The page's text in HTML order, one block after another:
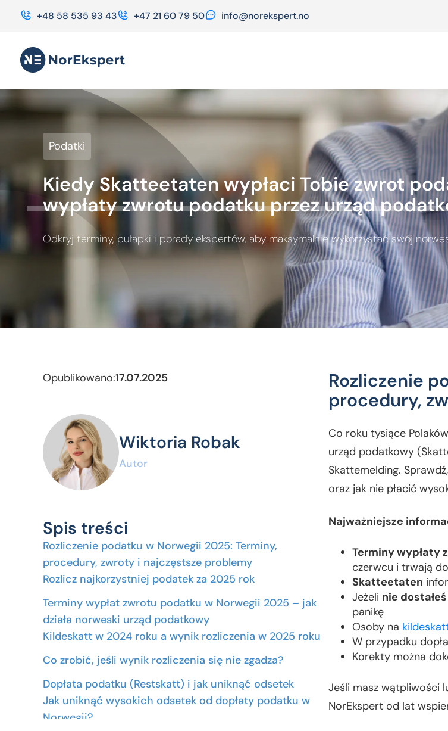
+48 58 535 93 43 +47 21 60 79 50 info@norekspert.no
Podatki
Kiedy Skatteetaten wypłaci Tobie zwrot
wypłaty zwrotu podatku przez urząd
Odkryj terminy, pułapki i porady ekspertów, aby maksymalnie wykorzystać swój
Opublikowano:17.07.2025
Wiktoria Robak
Autor
Spis treści
Rozliczenie podatku w Norwegii 2025: Terminy,
procedury, zwroty i najczęstsze problemy
Rozlicz najkorzystniej podatek za 2025 rok
Terminy wypłat zwrotu podatku w Norwegii 2025 – jak
działa norweski urząd podatkowy
Kildeskatt w 2024 roku a wynik rozliczenia w 2025 roku
Co zrobić, jeśli wynik rozliczenia się nie zgadza?
Dopłata podatku (Restskatt) i jak uniknąć odsetek
Jak uniknąć wysokich odsetek od dopłaty podatku w
Norwegii?
Rozliczenie
procedury,
Co roku tysiące
urząd podatkowy
Skattemelding.
oraz jak nie płacić
Najważniejsze
Terminy wypłaty
czerwcu i trwają
Skatteetaten
Jeżeli nie
panikę
Osoby na
W przypadku
Korekty można
Jeśli masz wątpliwości
NorEkspert od lat